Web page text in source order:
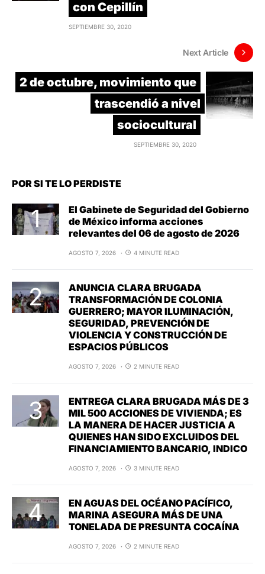
con Cepillín
SEPTIEMBRE 30, 2020
Next Article
2 de octubre, movimiento que
trascendió a nivel
sociocultural
SEPTIEMBRE 30, 2020
POR SI TE LO PERDISTE
El Gabinete de Seguridad del Gobierno
de México informa acciones
relevantes del 06 de agosto de 2026
AGOSTO 7, 2026 4 MINUTE READ
ANUNCIA CLARA BRUGADA
TRANSFORMACIÓN DE COLONIA
GUERRERO; MAYOR ILUMINACIÓN,
SEGURIDAD, PREVENCIÓN DE
VIOLENCIA Y CONSTRUCCIÓN DE
ESPACIOS PÚBLICOS
AGOSTO 7, 2026 2 MINUTE READ
ENTREGA CLARA BRUGADA MÁS DE 3
MIL 500 ACCIONES DE VIVIENDA; ES
LA MANERA DE HACER JUSTICIA A
QUIENES HAN SIDO EXCLUIDOS DEL
FINANCIAMIENTO BANCARIO, INDICO
AGOSTO 7, 2026 3 MINUTE READ
EN AGUAS DEL OCÉANO PACÍFICO,
MARINA ASEGURA MÁS DE UNA
TONELADA DE PRESUNTA COCAÍNA
AGOSTO 7, 2026 2 MINUTE READ